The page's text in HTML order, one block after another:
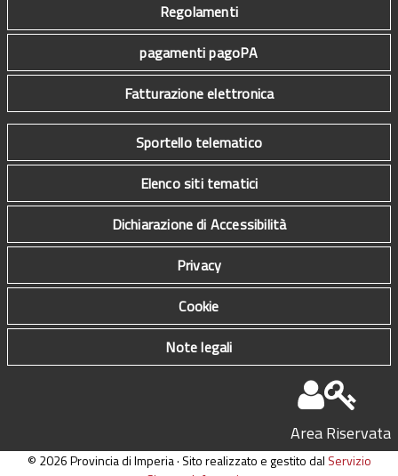
Regolamenti
pagamenti pagoPA
Fatturazione elettronica
Sportello telematico
Elenco siti tematici
Dichiarazione di Accessibilità
Privacy
Cookie
Note legali
Area Riservata
© 2026 Provincia di Imperia · Sito realizzato e gestito dal Servizio